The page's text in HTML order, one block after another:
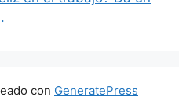
con GeneratePress